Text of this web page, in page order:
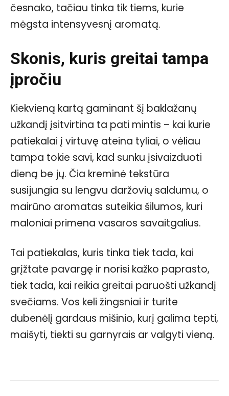
česnako, tačiau tinka tik tiems, kurie
mėgsta intensyvesnį aromatą.
Skonis, kuris greitai tampa
įpročiu
Kiekvieną kartą gaminant šį baklažanų
užkandį įsitvirtina ta pati mintis – kai kurie
patiekalai į virtuvę ateina tyliai, o vėliau
tampa tokie savi, kad sunku įsivaizduoti
dieną be jų. Čia kreminė tekstūra
susijungia su lengvu daržovių saldumu, o
mairūno aromatas suteikia šilumos, kuri
maloniai primena vasaros savaitgalius.
Tai patiekalas, kuris tinka tiek tada, kai
grįžtate pavargę ir norisi kažko paprasto,
tiek tada, kai reikia greitai paruošti užkandį
svečiams. Vos keli žingsniai ir turite
dubenėlį gardaus mišinio, kurį galima tepti,
maišyti, tiekti su garnyrais ar valgyti vieną.